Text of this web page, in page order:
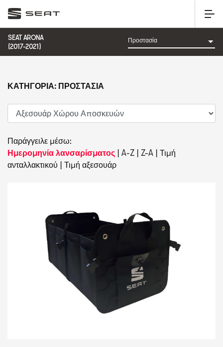
SEAT ARONA
(2017-2021)
Παράγγειλε μέσω:
Ημερομηνία λανσαρίσματος | A-Z | Z-A | Τιμή
ανταλλακτικού | Τιμή αξεσουάρ
ΚΑΤΗΓΟΡΊΑ: ΠΡΟΣΤΑΣΊΑ